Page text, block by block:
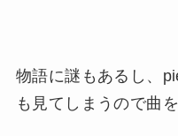
物語に謎もあるし、
も見てしまうので曲